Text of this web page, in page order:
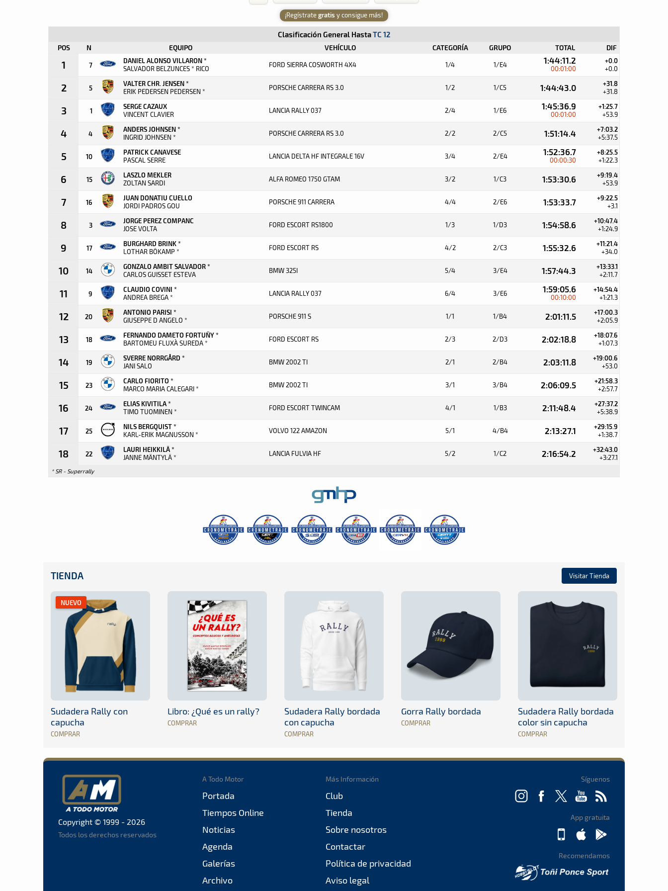
¡Regístrategratis y consigue más!
Clasificación General HastaTC 12
POS N EQUIPO VEHÍCULO CATEGORÍA GRUPO TOTAL DIF
1 7
DANIEL ALONSO VILLARON *
SALVADOR BELZUNCES * RICO FORD SIERRA COSWORTH 4X4 1/4 1/E4 1:44:11.2
00:01:00
+0.0
+0.0
2 5
VALTER CHR. JENSEN *
ERIK PEDERSEN PEDERSEN * PORSCHE CARRERA RS 3.0 1/2 1/C5 1:44:43.0 +31.8
+31.8
3 1
SERGE CAZAUX
VINCENT CLAVIER LANCIA RALLY 037 2/4 1/E6 1:45:36.9
00:01:00
+1:25.7
+53.9
4 4
ANDERS JOHNSEN *
INGRID JOHNSEN * PORSCHE CARRERA RS 3.0 2/2 2/C5 1:51:14.4 +7:03.2
+5:37.5
5 10
PATRICK CANAVESE
PASCAL SERRE LANCIA DELTA HF INTEGRALE 16V 3/4 2/E4 1:52:36.7
00:00:30
+8:25.5
+1:22.3
6 15
LASZLO MEKLER
ZOLTAN SARDI ALFA ROMEO 1750 GTAM 3/2 1/C3 1:53:30.6 +9:19.4
+53.9
7 16
JUAN DONATIU CUELLO
JORDI PADROS GOU PORSCHE 911 CARRERA 4/4 2/E6 1:53:33.7 +9:22.5
+3.1
8 3
JORGE PEREZ COMPANC
JOSE VOLTA FORD ESCORT RS1800 1/3 1/D3 1:54:58.6 +10:47.4
+1:24.9
9 17
BURGHARD BRINK *
LOTHAR BÖKAMP * FORD ESCORT RS 4/2 2/C3 1:55:32.6 +11:21.4
+34.0
10 14
GONZALO AMBIT SALVADOR *
CARLOS GUISSET ESTEVA BMW 325I 5/4 3/E4 1:57:44.3 +13:33.1
+2:11.7
11 9
CLAUDIO COVINI *
ANDREA BREGA * LANCIA RALLY 037 6/4 3/E6 1:59:05.6
00:10:00
+14:54.4
+1:21.3
12 20
ANTONIO PARISI *
GIUSEPPE D ANGELO * PORSCHE 911 S 1/1 1/B4 2:01:11.5 +17:00.3
+2:05.9
13 18
FERNANDO DAMETO FORTUÑY *
BARTOMEU FLUXÀ SUREDA * FORD ESCORT RS 2/3 2/D3 2:02:18.8 +18:07.6
+1:07.3
14 19
SVERRE NORRGÅRD *
JANI SALO BMW 2002 TI 2/1 2/B4 2:03:11.8 +19:00.6
+53.0
15 23
CARLO FIORITO *
MARCO MARIA CALEGARI * BMW 2002 TI 3/1 3/B4 2:06:09.5 +21:58.3
+2:57.7
16 24
ELIAS KIVITILA *
TIMO TUOMINEN * FORD ESCORT TWINCAM 4/1 1/B3 2:11:48.4 +27:37.2
+5:38.9
17 25
NILS BERGQUIST *
KARL-ERIK MAGNUSSON * VOLVO 122 AMAZON 5/1 4/B4 2:13:27.1 +29:15.9
+1:38.7
18 22
LAURI HEIKKILÄ *
JANNE MÄNTYLÄ * LANCIA FULVIA HF 5/2 1/C2 2:16:54.2 +32:43.0
+3:27.1
* SR - Superrally
TIENDA Visitar Tienda
NUEVO
Sudadera Rally con
capucha
COMPRAR
Libro: ¿Qué es un rally?
COMPRAR
Sudadera Rally bordada
con capucha
COMPRAR
Gorra Rally bordada
COMPRAR
Sudadera Rally bordada
color sin capucha
COMPRAR
Copyright © 1999 - 2026
Todos los derechos reservados
A Todo Motor
Portada
Tiempos Online
Noticias
Agenda
Galerías
Archivo
Más Información
Club
Tienda
Sobre nosotros
Contactar
Política de privacidad
Aviso legal
Síguenos
App gratuita
Recomendamos